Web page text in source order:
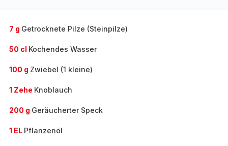
7 g Getrocknete Pilze (Steinpilze)
50 cl Kochendes Wasser
100 g Zwiebel (1 kleine)
1 Zehe Knoblauch
200 g Geräucherter Speck
1 EL Pflanzenöl